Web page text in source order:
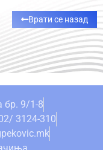
Врати се назад
бр. 9/1-8
3124-310